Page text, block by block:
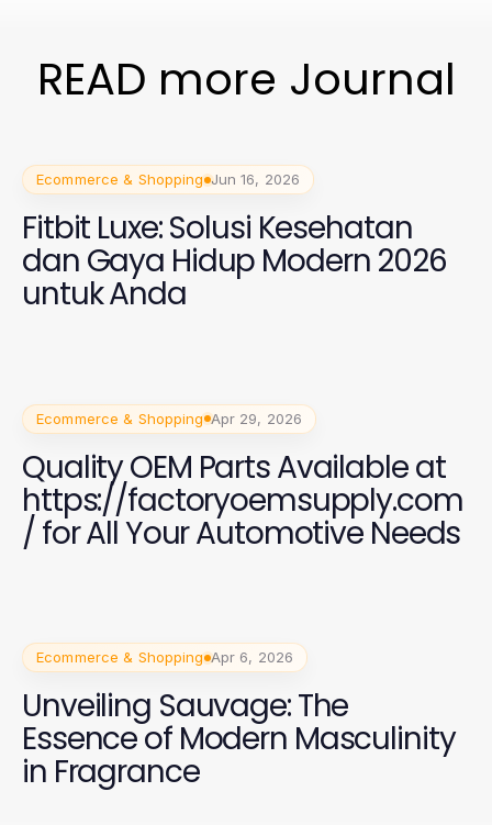
READ more Journal
Ecommerce & Shopping Jun 16, 2026
Fitbit Luxe: Solusi Kesehatan
dan Gaya Hidup Modern 2026
untuk Anda
Ecommerce & Shopping Apr 29, 2026
Quality OEM Parts Available at
https://factoryoemsupply.com
/ for All Your Automotive Needs
Ecommerce & Shopping Apr 6, 2026
Unveiling Sauvage: The
Essence of Modern Masculinity
in Fragrance